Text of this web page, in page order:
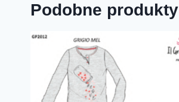
Podobne produkty